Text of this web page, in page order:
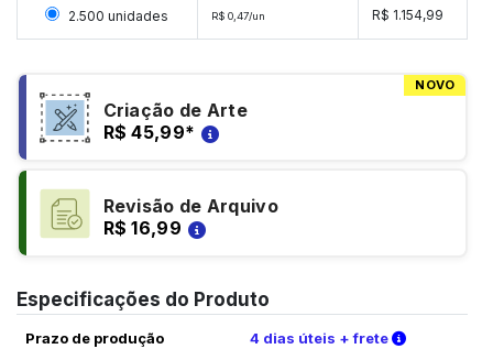
Selecionar 2500 unidades
2.500 unidades R$ 0,47/un R$ 1.154,99
NOVO
Criação de Arte
R$ 45,99*
Revisão de Arquivo
R$ 16,99
Especificações do Produto
Prazo de produção 4 dias úteis + frete Verifique